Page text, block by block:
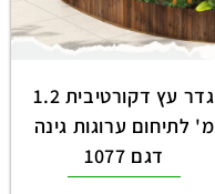
גדר עץ דקורטיבית 1.2
מ' לתיחום ערוגות גינה
דגם 1077